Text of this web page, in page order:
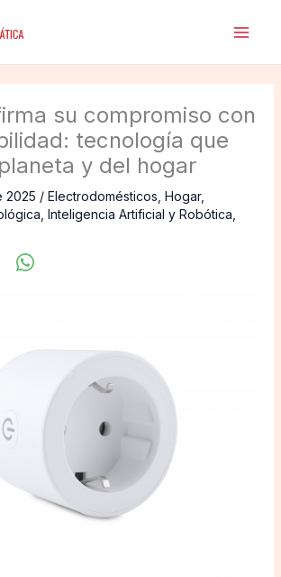
su compromiso con
tecnología que
y del hogar
2025 / Electrodomésticos Hogar,
Inteligencia Artificial y Robótica